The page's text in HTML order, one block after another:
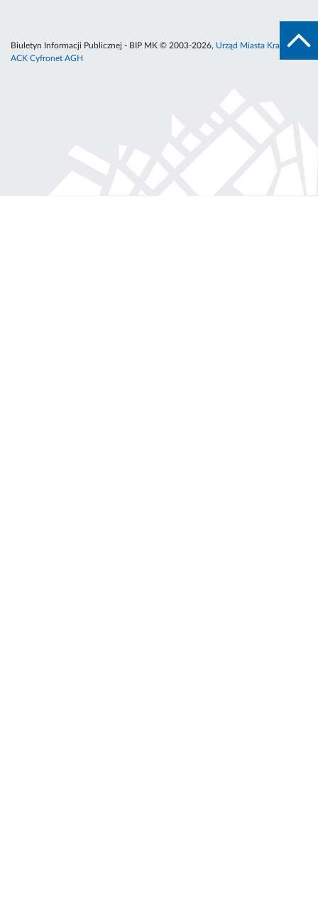
Biuletyn Informacji Publicznej - BIP MK © 2003-2026, Urząd Miasta Krakowa
ACK Cyfronet AGH